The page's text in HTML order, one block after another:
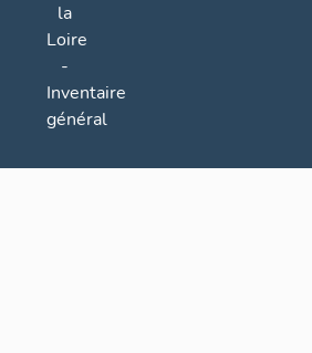
la
Loire
-
Inventaire
général